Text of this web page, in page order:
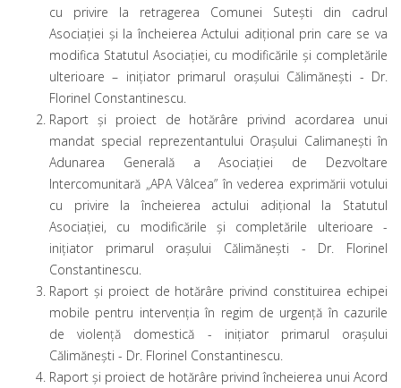
cu privire la retragerea Comunei Sutești din cadrul
Asociației și la încheierea Actului adițional prin care se va
modifica Statutul Asociației, cu modificările și completările
ulterioare – iniţiator primarul oraşului Călimăneşti - Dr.
Florinel Constantinescu.
Raport și proiect de hotărâre privind acordarea unui
mandat special reprezentantului Orașului Calimanești în
Adunarea Generală a Asociaţiei de Dezvoltare
Intercomunitară „APA Vâlcea” în vederea exprimării votului
cu privire la încheierea actului adițional la Statutul
Asociației, cu modificările și completările ulterioare -
iniţiator primarul oraşului Călimăneşti - Dr. Florinel
Constantinescu.
Raport și proiect de hotărâre privind constituirea echipei
mobile pentru intervenția în regim de urgență în cazurile
de violență domestică - iniţiator primarul oraşului
Călimăneşti - Dr. Florinel Constantinescu.
Raport și proiect de hotărâre privind încheierea unui Acord